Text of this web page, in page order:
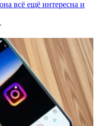
всё ещё интересна и